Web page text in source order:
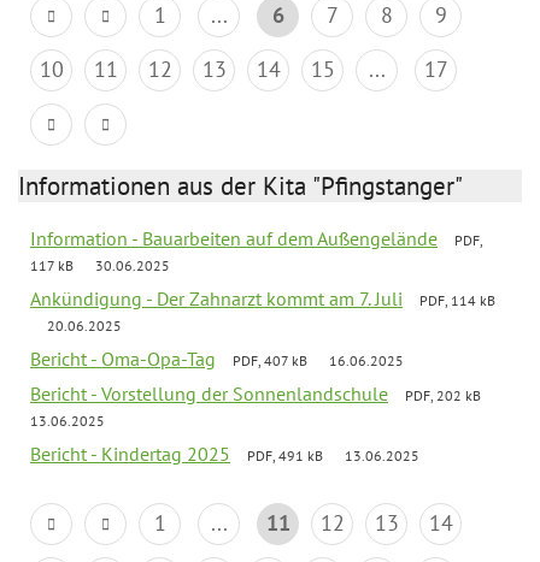
1 ... 6 7 8
9
10
11 12 13 14 15 ... 17
Informationen aus der Kita "Pfingstanger"
Information - Bauarbeiten auf dem Außengelände
PDF,
117 kB
30.06.2025
Ankündigung - Der Zahnarzt kommt am 7. Juli
PDF, 114 kB
20.06.2025
Bericht - Oma-Opa-Tag PDF, 407 kB 16.06.2025
Bericht - Vorstellung der Sonnenlandschule
PDF, 202 kB
13.06.2025
Bericht - Kindertag 2025 PDF, 491 kB 13.06.2025
1 ... 11 12 13
14